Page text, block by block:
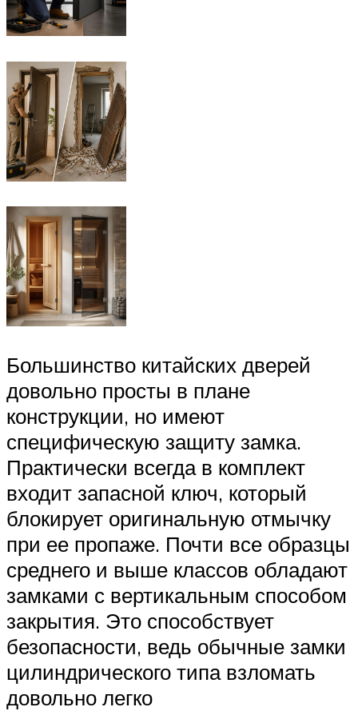
Большинство китайских дверей
довольно просты в плане
конструкции, но имеют
специфическую защиту замка.
Практически всегда в комплект
входит запасной ключ, который
блокирует оригинальную отмычку
при ее пропаже. Почти все образцы
среднего и выше классов обладают
замками с вертикальным способом
закрытия. Это способствует
безопасности, ведь обычные замки
цилиндрического типа взломать
довольно легко